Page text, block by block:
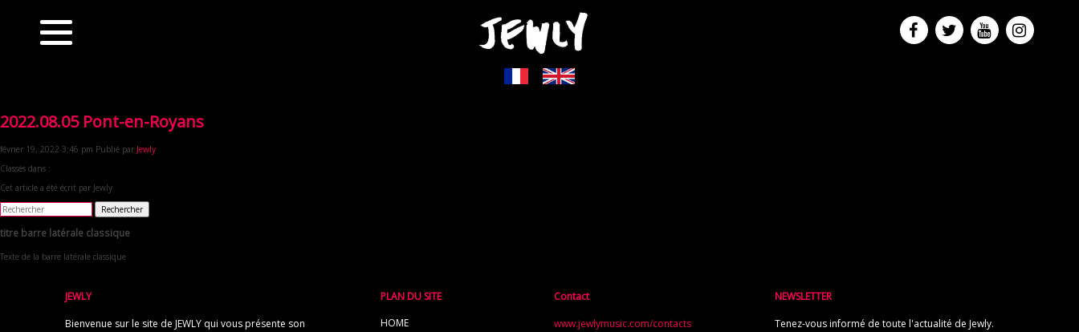
2022.08.05 Pont-en-Royans
février 19, 2022 3:46 pm Publié par Jewly
Classés dans :
Cet article a été écrit par Jewly
Rechercher
titre barre latérale classique
Texte de la barre latérale classique
JEWLY
Bienvenue sur le site de JEWLY qui vous présente son
PLAN DU SITE
HOME
Contact
www.jewlymusic.com/contacts
NEWSLETTER
Tenez-vous informé de toute l'actualité de Jewly.